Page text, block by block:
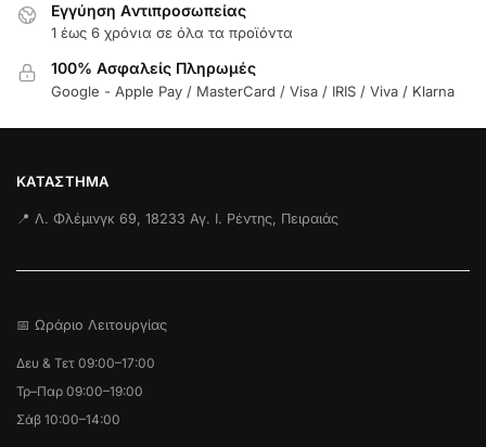
Εγγύηση Aντιπροσωπείας
1 έως 6 χρόνια σε όλα τα προϊόντα
100% Ασφαλείς Πληρωμές
Google - Apple Pay / MasterCard / Visa / IRIS / Viva / Klarna
ΚΑΤΆΣΤΗΜΑ
📍 Λ. Φλέμινγκ 69, 18233 Αγ. Ι. Ρέντης, Πειραιάς
📅 Ωράριο Λειτουργίας
Δευ & Τετ 09:00–17:00
Τρ–Παρ 09:00–19:00
Σάβ 10:00–14:00